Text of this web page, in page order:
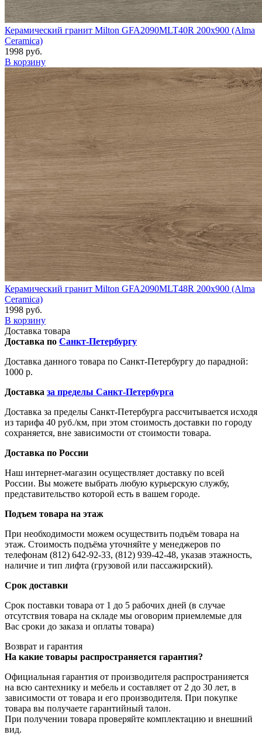
Керамический гранит Milton GFA2090MLT40R 200x900 (Alma
Ceramica)
1998 руб.
В корзину
Керамический гранит Milton GFA2090MLT48R 200x900 (Alma
Ceramica)
1998 руб.
В корзину
Доставка товара
Доставка по Санкт-Петербургу
Доставка данного товара по Санкт-Петербургу до парадной:
1000 р.
Доставка за пределы Санкт-Петербурга
Доставка за пределы Санкт-Петербурга рассчитывается исходя
из тарифа 40 руб./км, при этом стоимость доставки по городу
сохраняется, вне зависимости от стоимости товара.
Доставка по России
Наш интернет-магазин осуществляет доставку по всей
России. Вы можете выбрать любую курьерскую службу,
представительство которой есть в вашем городе.
Подъем товара на этаж
При необходимости можем осуществить подъём товара на
этаж. Стоимость подъёма уточняйте у менеджеров по
телефонам (812) 642-92-33, (812) 939-42-48, указав этажность,
наличие и тип лифта (грузовой или пассажирский).
Срок доставки
Срок поставки товара от 1 до 5 рабочих дней (в случае
отсутствия товара на складе мы оговорим приемлемые для
Вас сроки до заказа и оплаты товара)
Возврат и гарантия
На какие товары распространяется гарантия?
Официальная гарантия от производителя распространияется
на всю сантехнику и мебель и составляет от 2 до 30 лет, в
зависимости от товара и его производителя. При покупке
товара вы получаете гарантийный талон.
При получении товара проверяйте комплектацию и внешний
вид.